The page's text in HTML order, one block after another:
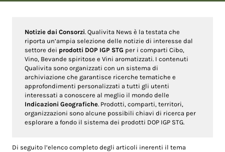
Notizie dai Consorzi. Qualivita News è la testata che
riporta un’ampia selezione delle notizie di interesse dal
settore dei prodotti DOP IGP STG per i comparti Cibo,
Vino, Bevande spiritose e Vini aromatizzati. I contenuti
Qualivita sono organizzati con un sistema di
archiviazione che garantisce ricerche tematiche e
approfondimenti personalizzati a tutti gli utenti
interessati a conoscere al meglio il mondo delle
Indicazioni Geografiche. Prodotti, comparti, territori,
organizzazioni sono alcune possibili chiavi di ricerca per
esplorare a fondo il sistema dei prodotti DOP IGP STG.
Di seguito l’elenco completo degli articoli inerenti il tema